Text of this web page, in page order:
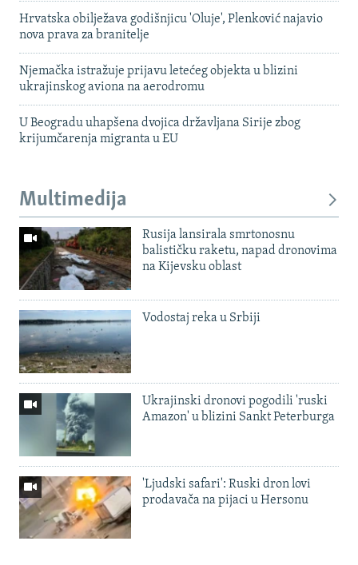
Hrvatska obilježava godišnjicu 'Oluje', Plenković najavio
nova prava za branitelje
Njemačka istražuje prijavu letećeg objekta u blizini
ukrajinskog aviona na aerodromu
U Beogradu uhapšena dvojica državljana Sirije zbog
krijumčarenja migranta u EU
Multimedija
Rusija lansirala smrtonosnu
balističku raketu, napad dronovima
na Kijevsku oblast
Vodostaj reka u Srbiji
Ukrajinski dronovi pogodili 'ruski
Amazon' u blizini Sankt Peterburga
'Ljudski safari': Ruski dron lovi
prodavača na pijaci u Hersonu